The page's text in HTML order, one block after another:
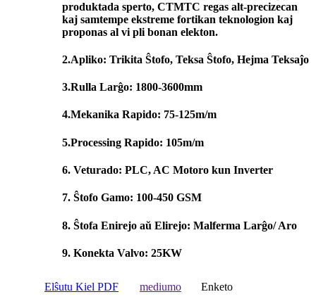
produktada sperto, CTMTC regas alt-precizecan
kaj samtempe ekstreme fortikan teknologion kaj
proponas al vi pli bonan elekton.
2.Apliko: Trikita Ŝtofo, Teksa Ŝtofo, Hejma Teksaĵo
3.Rulla Larĝo: 1800-3600mm
4.Mekanika Rapido: 75-125m/m
5.Processing Rapido: 105m/m
6. Veturado: PLC, AC Motoro kun Inverter
7. Ŝtofo Gamo: 100-450 GSM
8. Ŝtofa Enirejo aŭ Elirejo: Malferma Larĝo/ Aro
9. Konekta Valvo: 25KW
Elŝutu Kiel PDF mediumo Enketo